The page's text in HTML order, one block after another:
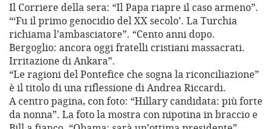
Il Corriere della sera: “Il Papa riapre il caso armeno”.
“‘Fu il primo genocidio del XX secolo’. La Turchia
richiama l’ambasciatore”. “Cento anni dopo.
Bergoglio: ancora oggi fratelli cristiani massacrati.
Irritazione di Ankara”.
“Le ragioni del Pontefice che sogna la riconciliazione”
è il titolo di una riflessione di Andrea Riccardi.
A centro pagina, con foto: “Hillary candidata: più forte
da nonna”. La foto la mostra con nipotina in braccio e